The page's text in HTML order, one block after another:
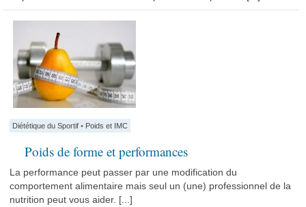
Diététique du Sportif • Poids et IMC
Poids de forme et performances
La performance peut passer par une modification du
comportement alimentaire mais seul un (une) professionnel de la
nutrition peut vous aider. [...]